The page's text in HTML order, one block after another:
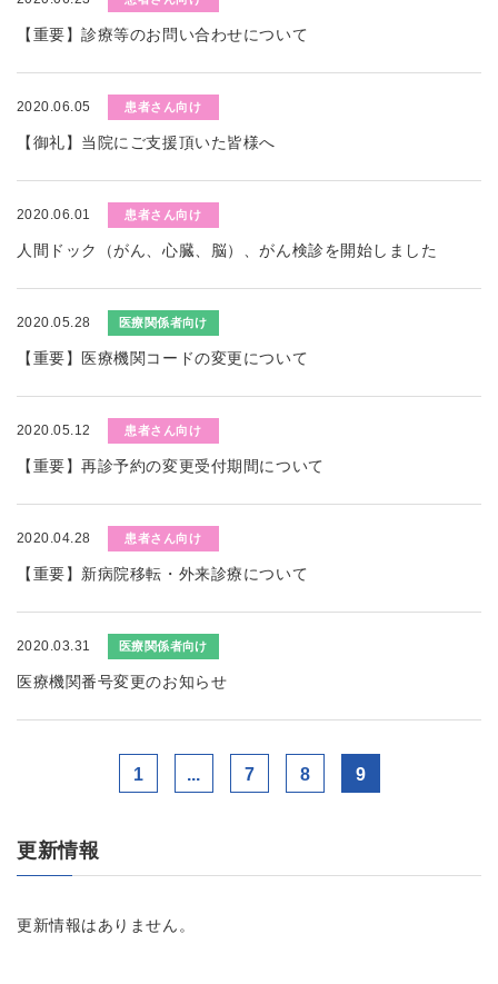
【重要】診療等のお問い合わせについて
2020.06.05 患者さん向け
【御礼】当院にご支援頂いた皆様へ
2020.06.01 患者さん向け
人間ドック（がん、心臓、脳）、がん検診を開始しました
2020.05.28 医療関係者向け
【重要】医療機関コードの変更について
2020.05.12 患者さん向け
【重要】再診予約の変更受付期間について
2020.04.28 患者さん向け
【重要】新病院移転・外来診療について
2020.03.31 医療関係者向け
医療機関番号変更のお知らせ
1 ... 7 8 9
更新情報
更新情報はありません。